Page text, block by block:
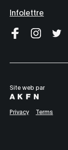
Infolettre
Site web par
Privacy Terms